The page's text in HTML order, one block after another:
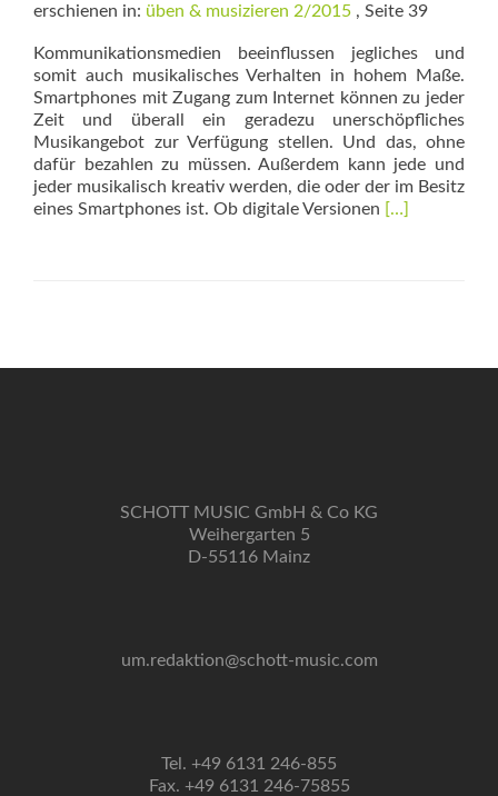
erschienen in: üben & musizieren 2/2015 , Seite 39
Kommunikationsmedien beeinflussen jegliches und
somit auch musikalisches Verhalten in hohem Maße.
Smartphones mit Zugang zum Internet können zu jeder
Zeit und überall ein geradezu unerschöpfliches
Musikangebot zur Verfügung stellen. Und das, ohne
dafür bezahlen zu müssen. Außerdem kann jede und
jeder musikalisch kreativ werden, die oder der im Besitz
eines Smartphones ist. Ob digitale Versionen Read
[…]
SCHOTT MUSIC GmbH & Co KG
Weihergarten 5
D-55116 Mainz
um.redaktion@schott-music.com
Tel. +49 6131 246-855
Fax. +49 6131 246-75855